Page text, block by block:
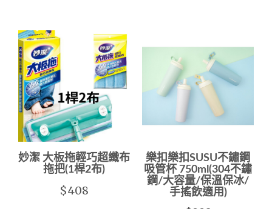
妙潔 大板拖輕巧超纖布
拖把(1桿2布)
$408
樂扣樂扣SUSU不鏽鋼
吸管杯 750ml(304不鏽
鋼/大容量/保溫保冰/
手搖飲適用)